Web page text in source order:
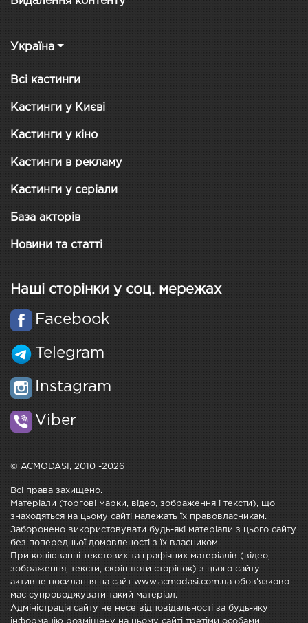
Україна
Всі кастинги
Кастинги у Києві
Кастинги у кіно
Кастинги в рекламу
Кастинги у серіали
База акторів
Новини та статті
Наші сторінки у соц. мережах
Facebook
Telegram
Instagram
Viber
© ACMODASI, 2010 -2026
Всі права захищено.
Матеріали (торгові марки, відео, зображення і тексти), що
знаходяться на цьому сайті належать їх правовласникам.
Заборонено використовувати будь-які матеріали з цього сайту
без попередньої домовленості з їх власником.
При копіюванні текстових та графічних матеріалів (відео,
зображення, тексти, скріншоти сторінок) з цього сайту
активне посилання на сайт www.acmodasi.com.ua обов'язково
має супроводжувати такий матеріал.
Адміністрація сайту не несе відповідальності за будь-яку
інформацію розміщену на цьому сайті третіми особами.